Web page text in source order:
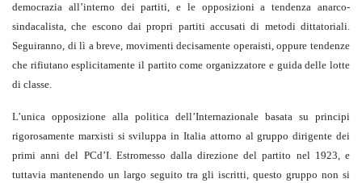
democrazia all’interno dei partiti, e le opposizioni a tendenza anarco-
sindacalista, che escono dai propri partiti accusati di metodi dittatoriali.
Seguiranno, di lì a breve, movimenti decisamente operaisti, oppure tendenze
che rifiutano esplicitamente il partito come organizzatore e guida delle lotte
di classe.
L’unica opposizione alla politica dell’Internazionale basata su principi
rigorosamente marxisti si sviluppa in Italia attorno al gruppo dirigente dei
primi anni del PCd’I. Estromesso dalla direzione del partito nel 1923, e
tuttavia mantenendo un largo seguito tra gli iscritti, questo gruppo non si